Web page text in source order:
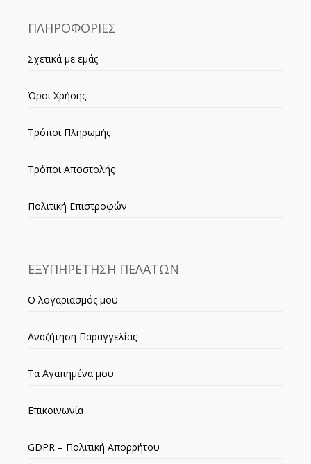
ΠΛΗΡΟΦΟΡΙΕΣ
Σχετικά με εμάς
Όροι Χρήσης
Τρόποι Πληρωμής
Τρόποι Αποστολής
Πολιτική Επιστροφών
ΕΞΥΠΗΡΕΤΗΣΗ ΠΕΛΑΤΩΝ
Ο λογαριασμός μου
Αναζήτηση Παραγγελίας
Τα Αγαπημένα μου
Επικοινωνία
GDPR – Πολιτική Απορρήτου